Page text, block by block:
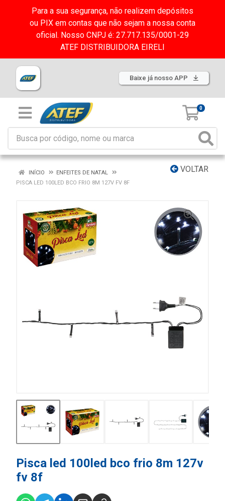
Para a sua segurança, não realizem depósitos
ou PIX em contas que não sejam a nossa conta
oficial. Nosso CNPJ é: 27.717.135/0001-29
ATEF DISTRIBUIDORA EIRELI
Baixe já nosso APP
0
VOLTAR
INÍCIO
ENFEITES DE NATAL
PISCA LED 100LED BCO FRIO 8M 127V FV 8F
Pisca led 100led bco frio 8m 127v
fv 8f